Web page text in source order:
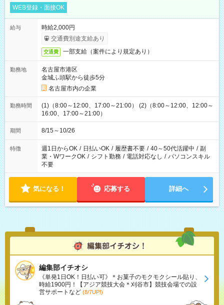
WEB登録・面接OK
給与
時給2,000円
交通費別途支給あり
交通費 一部支給（案件により規定あり）
勤務地
名古屋市港区
金城ふ頭駅から徒歩5分
名古屋市内の企業
勤務時間
(1)（8:00～12:00、17:00～21:00） (2)（8:00～12:00、12:00～
16:00、17:00～21:00）
期間 8/15～10/26
特徴 週1日からOK / 日払いOK / 履歴書不要 / 40～50代活躍中 / 副
業・WワークOK / シフト勤務 / 電話対応なし / パソコンスキル
不要
気になる！ 応募する 詳細へ
編集部イチオシ
《単発1日OK！日払い可》＊お菓子のモクモクシール貼り、
時給1900円！【アジア競技大会＊刈谷市】競技会場での設
営サポートなど (8/7UP!)